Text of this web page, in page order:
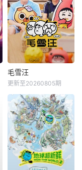
毛雪汪
更新至20260805期